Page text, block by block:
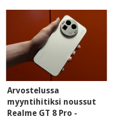
Arvostelussa
myyntihitiksi noussut
Realme GT 8 Pro -